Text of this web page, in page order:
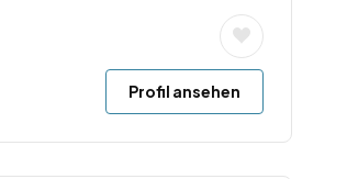
Profil ansehen